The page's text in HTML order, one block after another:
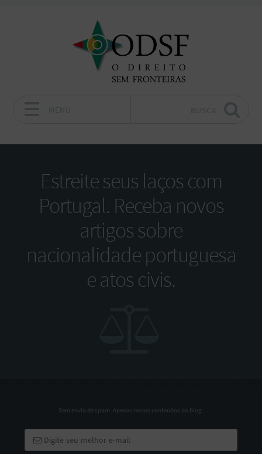
Estreite seus laços com
Portugal. Receba novos
artigos sobre
nacionalidade portuguesa
e atos civis.
Sem envio de spam. Apenas novos conteúdos do blog.